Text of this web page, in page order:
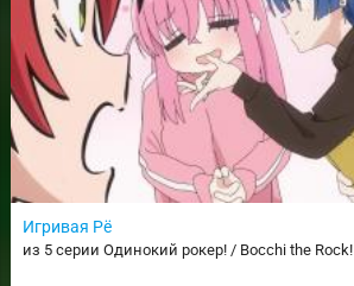
Игривая Рё
из 5 серии Одинокий рокер! / Bocchi the Rock!